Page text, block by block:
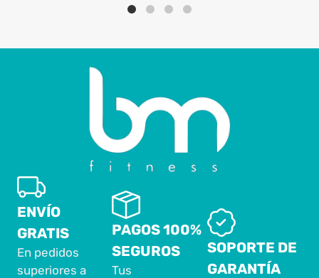
ENVÍO
GRATIS
En pedidos
superiores a
PAGOS 100%
SEGUROS
Tus
SOPORTE DE
GARANTÍA